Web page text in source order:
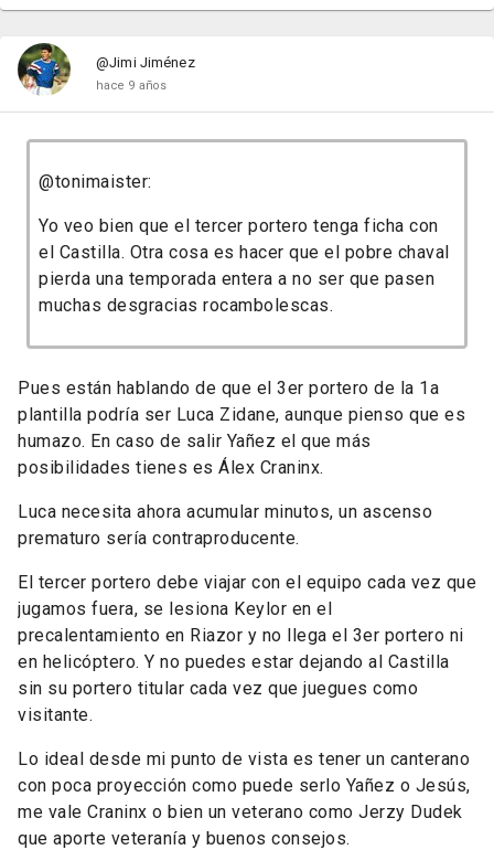
@Jimi Jiménez
hace 9 años
@tonimaister:
Yo veo bien que el tercer portero tenga ficha con
el Castilla. Otra cosa es hacer que el pobre chaval
pierda una temporada entera a no ser que pasen
muchas desgracias rocambolescas.
Pues están hablando de que el 3er portero de la 1a
plantilla podría ser Luca Zidane, aunque pienso que es
humazo. En caso de salir Yañez el que más
posibilidades tienes es Álex Craninx.
Luca necesita ahora acumular minutos, un ascenso
prematuro sería contraproducente.
El tercer portero debe viajar con el equipo cada vez que
jugamos fuera, se lesiona Keylor en el
precalentamiento en Riazor y no llega el 3er portero ni
en helicóptero. Y no puedes estar dejando al Castilla
sin su portero titular cada vez que juegues como
visitante.
Lo ideal desde mi punto de vista es tener un canterano
con poca proyección como puede serlo Yañez o Jesús,
me vale Craninx o bien un veterano como Jerzy Dudek
que aporte veteranía y buenos consejos.